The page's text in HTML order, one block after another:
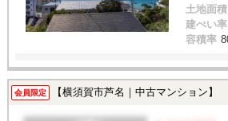
土地面積
建ぺい率
容積率
会員限定 【横須賀市芦名｜中古マンション】